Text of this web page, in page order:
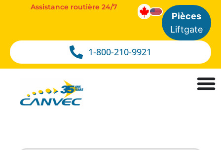
1-800-210-9921
Assistance routière 24/7
Pièces
Liftgate